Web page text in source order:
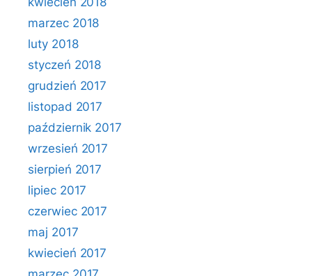
marzec 2018
luty 2018
styczeń 2018
grudzień 2017
listopad 2017
październik 2017
wrzesień 2017
sierpień 2017
lipiec 2017
czerwiec 2017
maj 2017
kwiecień 2017